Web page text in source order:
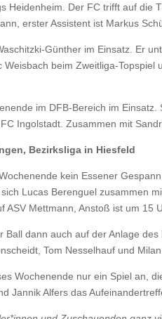
Heidenheim. Der FC trifft auf die
erster Assistent ist Markus
Günther im Einsatz. Er
Weisbach beim Zweitliga-
im DFB-Bereich im
Ingolstadt. Zusammen mit
Bezirksliga in Hiesfeld
kein Essener
Lucas Berenguel zusammen
ASV Mettmann, Anstoß ist um 15
Ball dann auch auf der Anlage
Tom Nesselhauf und
Wochenende nur ein Spiel an,
Jannik Alfers das